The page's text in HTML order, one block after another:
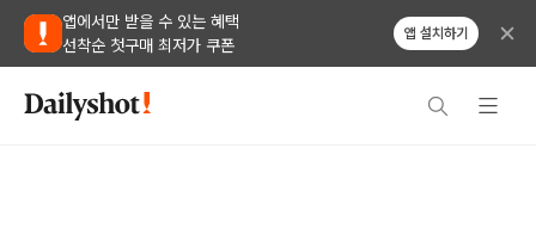
앱에서만 받을 수 있는 혜택
선착순 첫구매 최저가 쿠폰
앱 설치하기